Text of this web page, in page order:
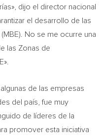
dijo el director nacional
el desarrollo de las
No se me ocurre una
las Zonas de
de las empresas
del país, fue muy
de líderes de la
promover esta iniciativa